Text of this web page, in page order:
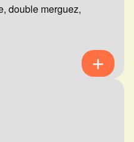
double merguez,